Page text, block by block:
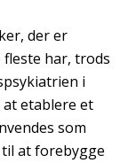
der er
har, trods
i
etablere et
som
at forebygge